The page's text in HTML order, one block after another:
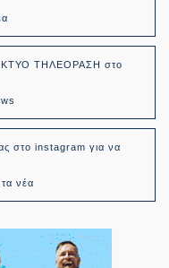
ΔΙΚΤΥΟ ΤΗΛΕΟΡΑΣΗ στο
στο instagram για να
νέα